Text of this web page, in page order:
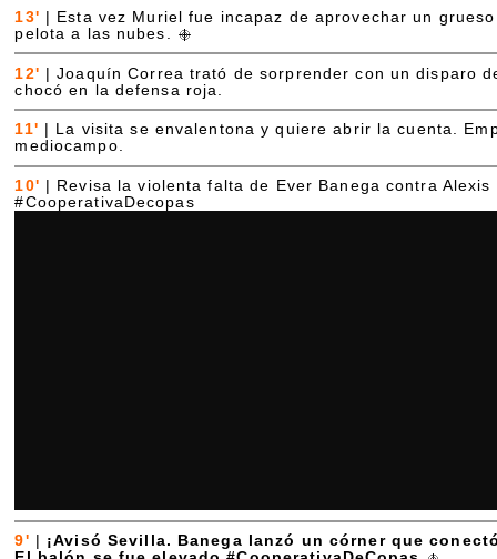
13'
Esta vez Muriel fue incapaz de aprovechar un
pelota a las nubes.
12' |Joaquín Correa trató de sorprender con un disparo
chocó en la defensa roja.
11'
La visita se envalentona y quiere abrir la cuenta.
mediocampo.
10' | Revisa la violenta falta de Ever Banega contra Alexis
#CooperativaDecopas
9'
¡Avisó Sevilla. Banega lanzó un córner que